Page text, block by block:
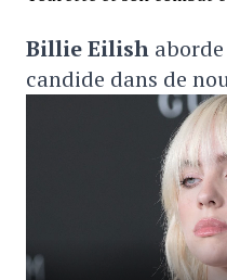
Billie Eilish
candide dans de